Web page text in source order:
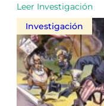
Leer Investigación
Investigación